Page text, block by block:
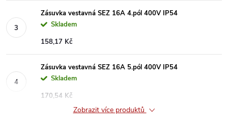
Zásuvka vestavná SEZ 16A 4.pól 400V IP54
Skladem
158,17 Kč
Zásuvka vestavná SEZ 16A 5.pól 400V IP54
Skladem
170,54 Kč
Zobrazit více produktů